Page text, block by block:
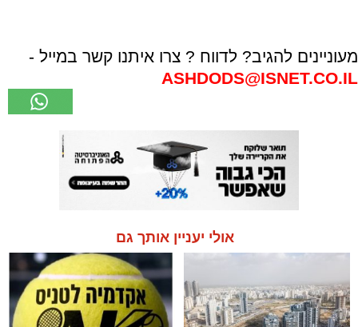
מעוניינים להגיב? לדווח ? צרו איתנו קשר במייל -
ASHDODS@ISNET.CO.IL
אולי יעניין אותך גם